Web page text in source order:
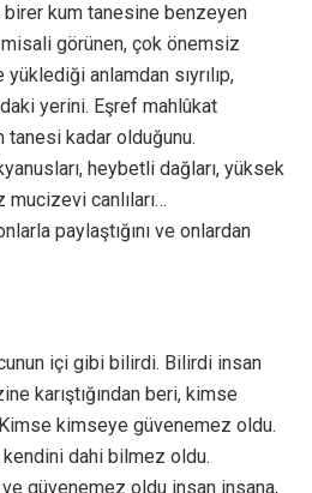
birer kum tanesine benzeyen
görünen, çok önemsiz
anlamdan sıyrılıp,
yerini. Eşref mahlûkat
kadar olduğunu.
heybetli dağları, yüksek
mucizevi canlıları…
paylaştığını ve onlardan
içi gibi bilirdi. Bilirdi insan
karıştığından beri, kimse
kimseye güvenemez oldu.
kendini dahi bilmez oldu.
güvenemez oldu insan insana,